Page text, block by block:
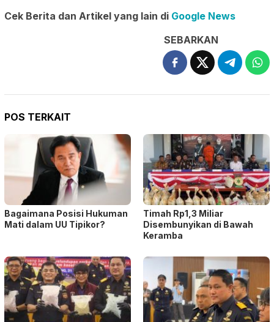
Cek Berita dan Artikel yang lain di Google News
SEBARKAN
POS TERKAIT
Bagaimana Posisi Hukuman
Mati dalam UU Tipikor?
Timah Rp1,3 Miliar
Disembunyikan di Bawah
Keramba